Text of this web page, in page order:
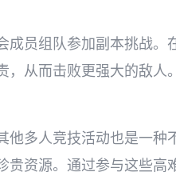
成员组队参加副本挑战。
，从而击败更强大的敌人
他多人竞技活动也是一
贵资源。通过参与这些高